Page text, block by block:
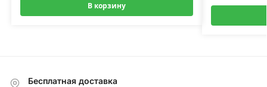
В корзину
Бесплатная доставка